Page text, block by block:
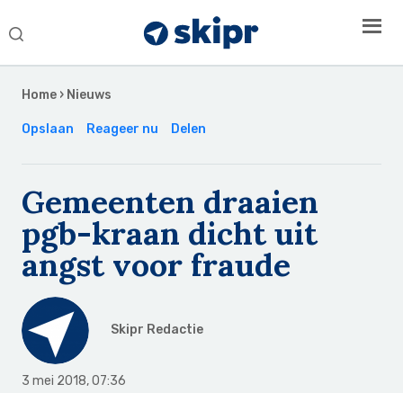
Search
Home › Nieuws
Opslaan Reageer nu Delen
Gemeenten draaien
pgb-kraan dicht uit
angst voor fraude
Skipr Redactie
3 mei 2018,07:36
Sidebar